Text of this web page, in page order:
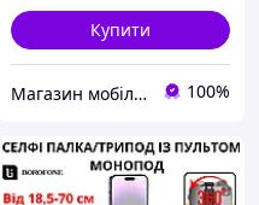
Купити
Магазин мобільних аксесуарів "SOTA" 100%